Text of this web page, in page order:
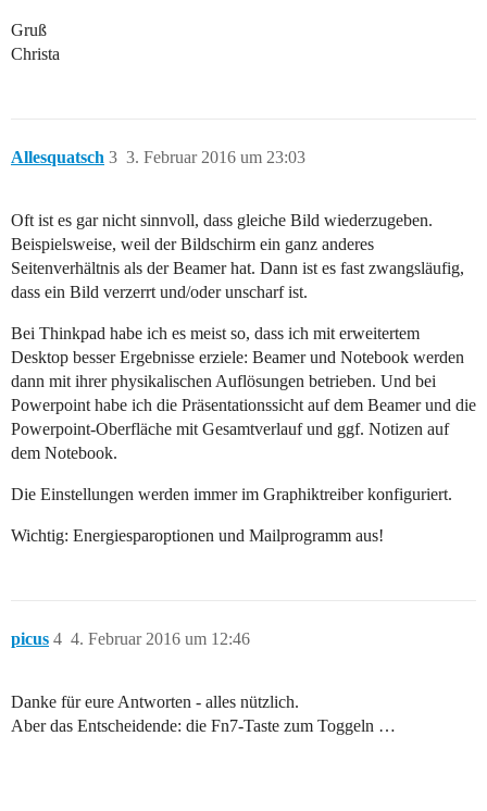
Gruß
Christa
Allesquatsch 3. Februar 2016 um 23:03
3
Oft ist es gar nicht sinnvoll, dass gleiche Bild wiederzugeben.
Beispielsweise, weil der Bildschirm ein ganz anderes
Seitenverhältnis als der Beamer hat. Dann ist es fast zwangsläufig,
dass ein Bild verzerrt und/oder unscharf ist.
Bei Thinkpad habe ich es meist so, dass ich mit erweitertem
Desktop besser Ergebnisse erziele: Beamer und Notebook werden
dann mit ihrer physikalischen Auflösungen betrieben. Und bei
Powerpoint habe ich die Präsentationssicht auf dem Beamer und die
Powerpoint-Oberfläche mit Gesamtverlauf und ggf. Notizen auf
dem Notebook.
Die Einstellungen werden immer im Graphiktreiber konfiguriert.
Wichtig: Energiesparoptionen und Mailprogramm aus!
picus 4. Februar 2016 um 12:46
4
Danke für eure Antworten - alles nützlich.
Aber das Entscheidende: die Fn7-Taste zum Toggeln …